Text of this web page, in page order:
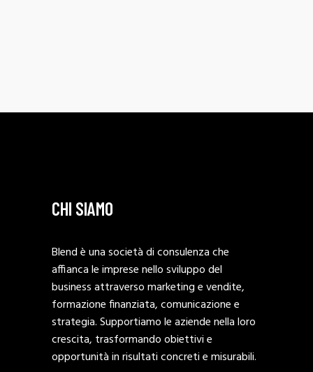
CHI SIAMO
Blend è una società di consulenza che
affianca le imprese nello sviluppo del
business attraverso marketing e vendite,
formazione finanziata, comunicazione e
strategia. Supportiamo le aziende nella loro
crescita, trasformando obiettivi e
opportunità in risultati concreti e misurabili.